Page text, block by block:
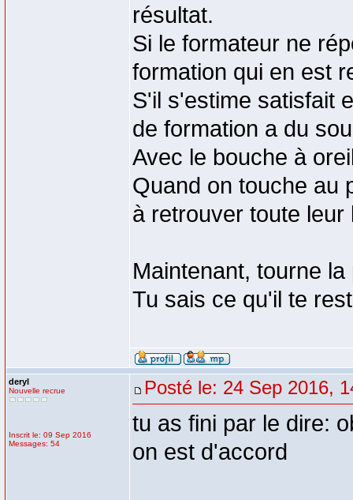
résultat.
Si le formateur ne
formation qui en est
S'il s'estime satisfait
de formation a du
Avec le bouche à
Quand on touche au
à retrouver toute leur
Maintenant, tourne
Tu sais ce qu'il te
deryl
Nouvelle recrue
Inscrit le: 09 Sep 2016
Messages: 54
Posté le: 24 Sep 2016,
tu as fini par le dire:
on est d'accord